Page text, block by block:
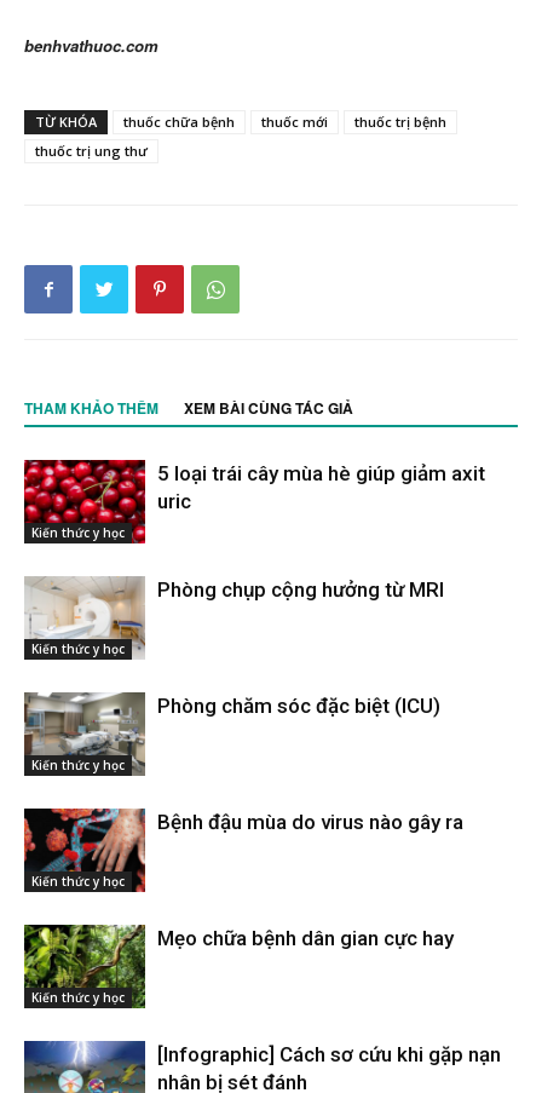
benhvathuoc.com
TỪ KHÓA thuốc chữa bệnh thuốc mới
thuốc trị bệnh
thuốc trị ung thư
THAM KHẢO THÊM XEM BÀI CÙNG TÁC GIẢ
Kiến thức y học
5 loại trái cây mùa hè giúp giảm axit
uric
Kiến thức y học
Phòng chụp cộng hưởng từ MRI
Kiến thức y học
Phòng chăm sóc đặc biệt (ICU)
Kiến thức y học
Bệnh đậu mùa do virus nào gây ra
Kiến thức y học
Mẹo chữa bệnh dân gian cực hay
[Infographic] Cách sơ cứu khi gặp nạn
nhân bị sét đánh